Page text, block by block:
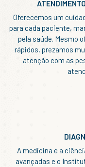
Oferecemos um
para cada paciente,
pela saúde. Mesmo
rápidos, prezamos
atenção com as
A medicina e a
avançadas e o